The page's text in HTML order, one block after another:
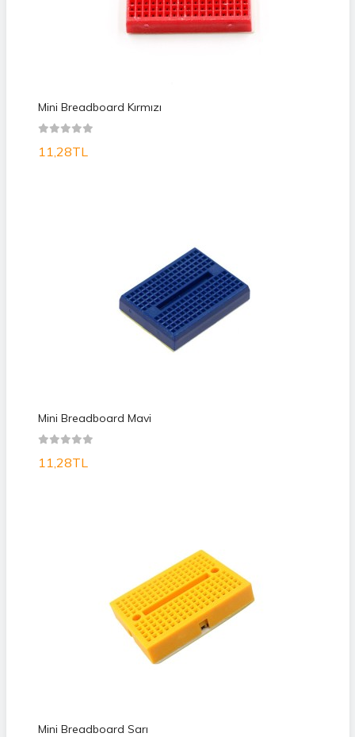
Mini Breadboard Kırmızı
11,28TL
Mini Breadboard Mavi
11,28TL
Mini Breadboard Sarı